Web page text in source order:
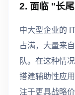
2. 面临 "长
中大型企业的
占满，大量来
队。在这种情
搭建辅助性应
注于更具战略